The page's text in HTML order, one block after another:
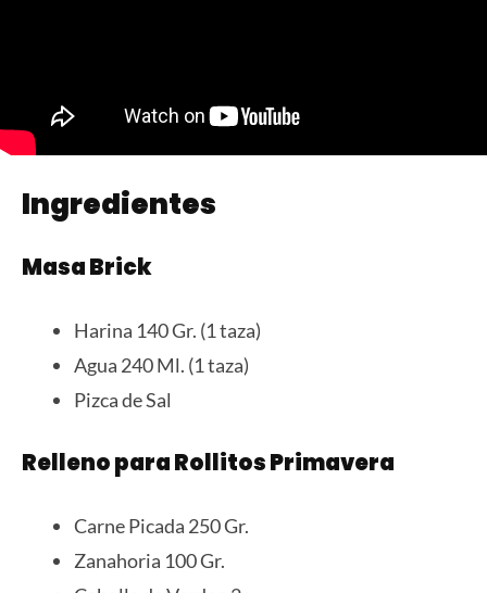
Ingredientes
Masa Brick
Harina 140 Gr. (1 taza)
Agua 240 Ml. (1 taza)
Pizca de Sal
Relleno para Rollitos Primavera
Carne Picada 250 Gr.
Zanahoria 100 Gr.